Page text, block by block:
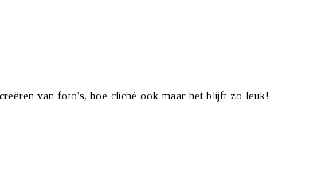
van foto's, hoe cliché ook maar het blijft zo leuk!